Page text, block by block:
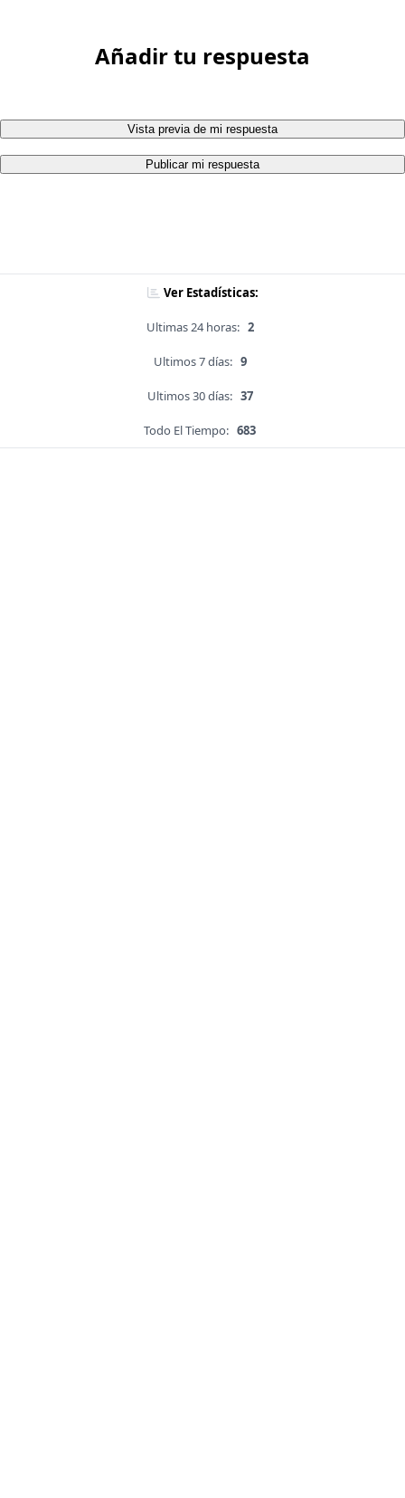
Añadir tu respuesta
Vista previa de mi respuesta
Publicar mi respuesta
Ver Estadísticas:
Ultimas 24 horas: 2
Ultimos 7 días: 9
Ultimos 30 días: 37
Todo El Tiempo: 683